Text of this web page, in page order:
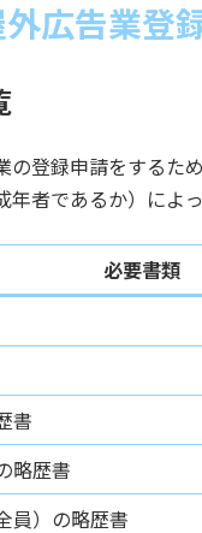
広告業登
の登録申請をするた
年者であるか）によ
必要書類
書
略歴書
員）の略歴書